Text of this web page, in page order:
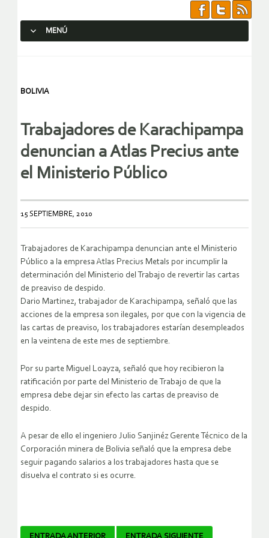
MENÚ
BOLIVIA
Trabajadores de Karachipampa
denuncian a Atlas Precius ante
el Ministerio Público
15 SEPTIEMBRE, 2010
Trabajadores de Karachipampa denuncian ante el Ministerio
Público a la empresa Atlas Precius Metals por incumplir la
determinación del Ministerio del Trabajo de revertir las cartas
de preaviso de despido.
Dario Martinez, trabajador de Karachipampa, señaló que las
acciones de la empresa son ilegales, por que con la vigencia de
las cartas de preaviso, los trabajadores estarían desempleados
en la veintena de este mes de septiembre.
Por su parte Miguel Loayza, señaló que hoy recibieron la
ratificación por parte del Ministerio de Trabajo de que la
empresa debe dejar sin efecto las cartas de preaviso de
despido.
A pesar de ello el ingeniero Julio Sanjinéz Gerente Técnico de la
Corporación minera de Bolivia señaló que la empresa debe
seguir pagando salarios a los trabajadores hasta que se
disuelva el contrato si es ocurre.